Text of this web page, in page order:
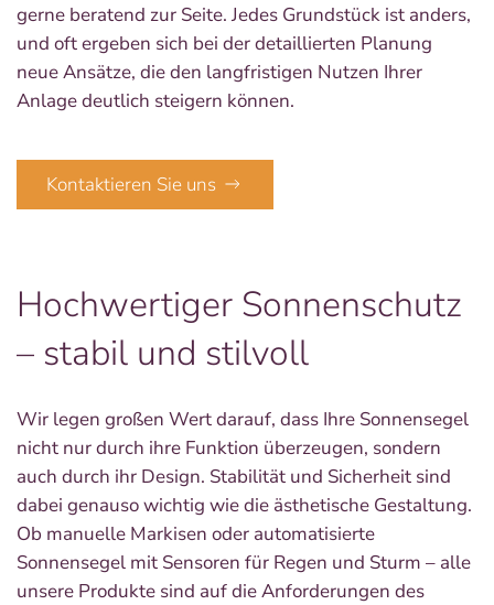
gerne beratend zur Seite. Jedes Grundstück ist anders,
und oft ergeben sich bei der detaillierten Planung
neue Ansätze, die den langfristigen Nutzen Ihrer
Anlage deutlich steigern können.
Kontaktieren Sie uns
Hochwertiger Sonnenschutz
– stabil und stilvoll
Wir legen großen Wert darauf, dass Ihre Sonnensegel
nicht nur durch ihre Funktion überzeugen, sondern
auch durch ihr Design. Stabilität und Sicherheit sind
dabei genauso wichtig wie die ästhetische Gestaltung.
Ob manuelle Markisen oder automatisierte
Sonnensegel mit Sensoren für Regen und Sturm – alle
unsere Produkte sind auf die Anforderungen des